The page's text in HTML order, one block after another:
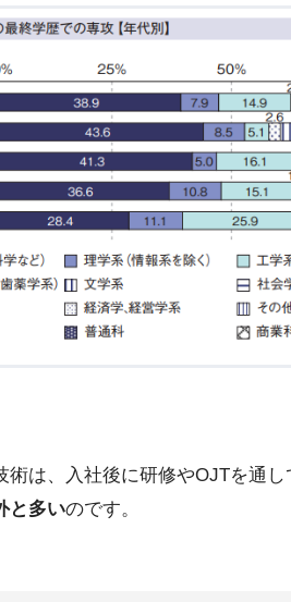
術は、入社後に研修やOJTを通
と多いのです。